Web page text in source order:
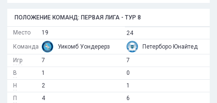
ПОЛОЖЕНИЕ КОМАНД: ПЕРВАЯ ЛИГА - ТУР 8
Место
Команда
Игр
В
Н
П
19
Уикомб Уондерерз
7
1
2
4
24
Петерборо Юнайтед
7
0
1
6